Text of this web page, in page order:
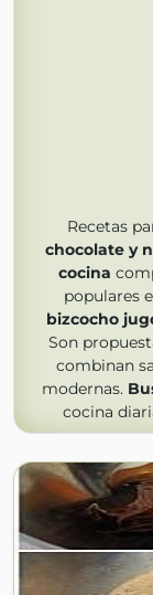
Recetas
chocolate y
cocina
populares
bizcocho
Son
combinan
modernas.
cocina